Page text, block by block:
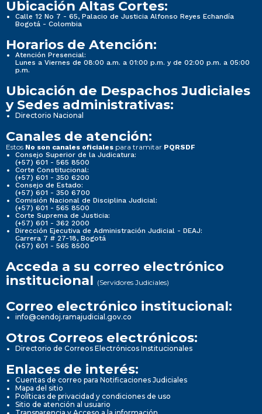
Ubicación Altas Cortes:
Calle 12 No 7 - 65, Palacio de Justicia Alfonso Reyes Echandía
Bogotá - Colombia
Horarios de Atención:
Atención Presencial:
Lunes a Viernes de 08:00 a.m. a 01:00 p.m. y de 02:00 p.m. a 05:00
p.m.
Ubicación de Despachos Judiciales
y Sedes administrativas:
Directorio Nacional
Canales de atención:
Estos No son canales oficiales para tramitar PQRSDF
Consejo Superior de la Judicatura:
(+57) 601 - 565 8500
Corte Constitucional:
(+57) 601 - 350 6200
Consejo de Estado:
(+57) 601 - 350 6700
Comisión Nacional de Disciplina Judicial:
(+57) 601 - 565 8500
Corte Suprema de Justicia:
(+57) 601 - 362 2000
Dirección Ejecutiva de Administración Judicial - DEAJ:
Carrera 7 # 27-18, Bogotá
(+57) 601 - 565 8500
Acceda a su correo electrónico
institucional (Servidores Judiciales)
Correo electrónico institucional:
info@cendoj.ramajudicial.gov.co
Otros Correos electrónicos:
Directorio de Correos Electrónicos Institucionales
Enlaces de interés:
Cuentas de correo para Notificaciones Judiciales
Mapa del sitio
Políticas de privacidad y condiciones de uso
Sitio de atención al usuario